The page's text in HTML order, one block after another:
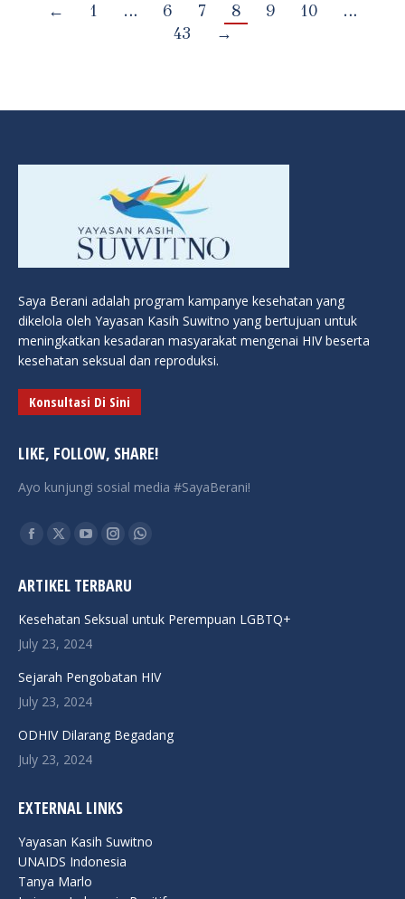
← 1 … 6 7 8 9 10
…
43
→
Saya Berani adalah program kampanye kesehatan yang
dikelola oleh Yayasan Kasih Suwitno yang bertujuan untuk
meningkatkan kesadaran masyarakat mengenai HIV beserta
kesehatan seksual dan reproduksi.
Konsultasi Di Sini
LIKE, FOLLOW, SHARE!
Ayo kunjungi sosial media #SayaBerani!
Find us on:
Facebook
opens
in
new
X
opens
in
new
YouTube
opens
in
new
Instagram
opens
in
Whatsapp
in
ARTIKEL TERBARU
Kesehatan Seksual untuk Perempuan LGBTQ+
July 23, 2024
Sejarah Pengobatan HIV
July 23, 2024
ODHIV Dilarang Begadang
July 23, 2024
EXTERNAL LINKS
Yayasan Kasih Suwitno
UNAIDS Indonesia
Tanya Marlo